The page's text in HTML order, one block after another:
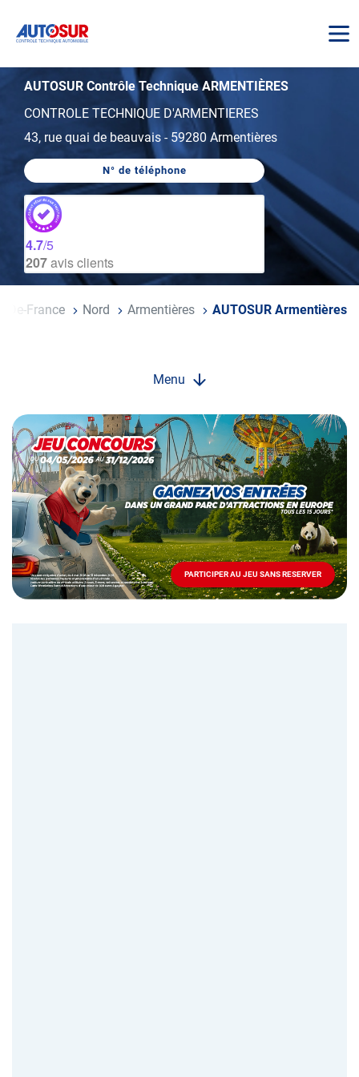
AUTOSUR Contrôle Technique ARMENTIÈRES
CONTROLE TECHNIQUE D'ARMENTIERES
43, rue quai de beauvais - 59280 Armentières
N° de téléphone
AFFICHER
LE
ARMENTIÈRES
4.7/5
207avis clients
De-France Nord Armentières AUTOSUR Armentières
Menu
Opération
spéciale
Mai
-
Décembre
2026
Locations
PARTICIPER AU JEU SANS RESERVER
PARTICIPER
AU
JEU